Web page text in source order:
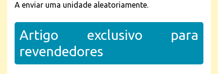
A enviar uma unidade aleatoriamente.
Artigo exclusivo para
revendedores